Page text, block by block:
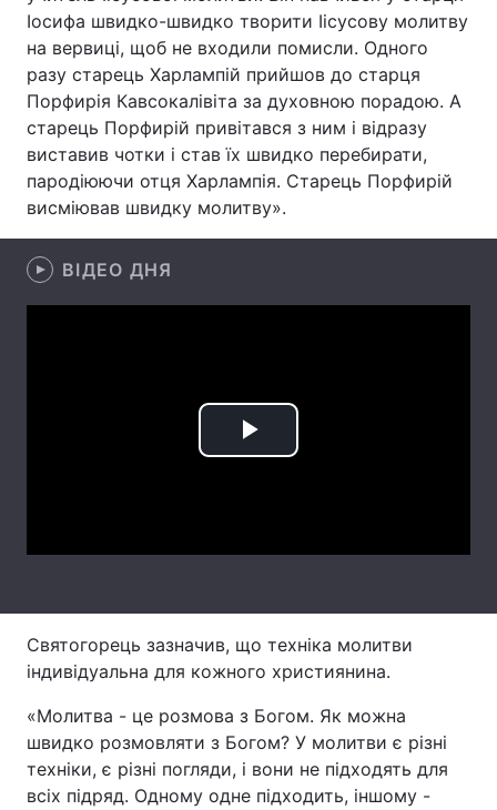
Відео з Youtube Статті
Інтерв'ю Думки
Архів
Контакти
Послуги
Іосифа швидко-швидко творити Іісусову молитву
на вервиці, щоб не входили помисли. Одного
разу старець Харлампій прийшов до старця
Порфирія Кавсокалівіта за духовною порадою. А
старець Порфирій привітався з ним і відразу
виставив чотки і став їх швидко перебирати,
пародіюючи отця Харлампія. Старець Порфирій
висміював швидку молитву».
ВІДЕО ДНЯ
Play
Святогорець зазначив, що техніка молитви
індивідуальна для кожного християнина.
«Молитва - це розмова з Богом. Як можна
швидко розмовляти з Богом? У молитви є різні
техніки, є різні погляди, і вони не підходять для
всіх підряд. Одному одне підходить, іншому -